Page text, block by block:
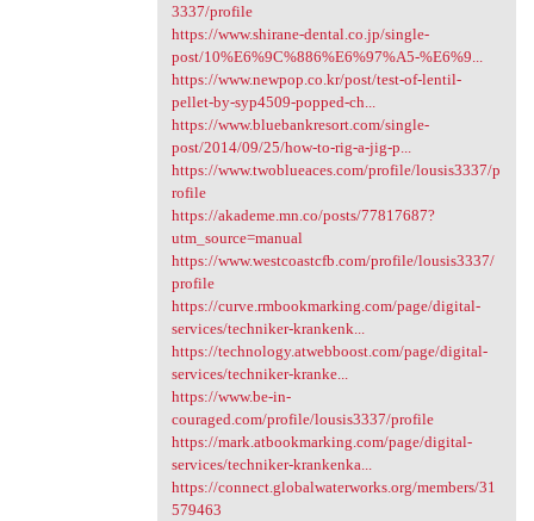
3337/profile
https://www.shirane-dental.co.jp/single-
post/10%E6%9C%886%E6%97%A5-%E6%9...
https://www.newpop.co.kr/post/test-of-lentil-
pellet-by-syp4509-popped-ch...
https://www.bluebankresort.com/single-
post/2014/09/25/how-to-rig-a-jig-p...
https://www.twoblueaces.com/profile/lousis3337/p
rofile
https://akademe.mn.co/posts/77817687?
utm_source=manual
https://www.westcoastcfb.com/profile/lousis3337/
profile
https://curve.rmbookmarking.com/page/digital-
services/techniker-krankenk...
https://technology.atwebboost.com/page/digital-
services/techniker-kranke...
https://www.be-in-
couraged.com/profile/lousis3337/profile
https://mark.atbookmarking.com/page/digital-
services/techniker-krankenka...
https://connect.globalwaterworks.org/members/31
579463